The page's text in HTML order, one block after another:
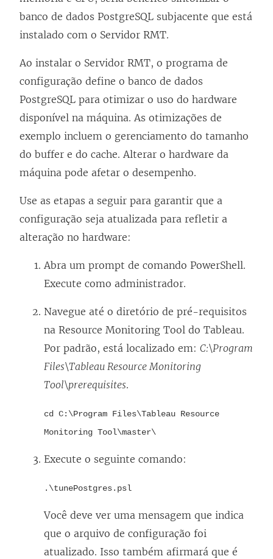
banco de dados PostgreSQL subjacente que está
instalado com o Servidor RMT.
Ao instalar o Servidor RMT, o programa de
configuração define o banco de dados
PostgreSQL para otimizar o uso do hardware
disponível na máquina. As otimizações de
exemplo incluem o gerenciamento do tamanho
do buffer e do cache. Alterar o hardware da
máquina pode afetar o desempenho.
Use as etapas a seguir para garantir que a
configuração seja atualizada para refletir a
alteração no hardware:
Abra um prompt de comando PowerShell.
Execute como administrador.
Navegue até o diretório de pré-requisitos
na Resource Monitoring Tool do Tableau.
Por padrão, está localizado em: C:\Program
Files\Tableau Resource Monitoring
Tool\prerequisites.
cd C:\Program Files\Tableau Resource
Monitoring Tool\master\
Execute o seguinte comando:
.\tunePostgres.psl
Você deve ver uma mensagem que indica
que o arquivo de configuração foi
atualizado. Isso também afirmará que é